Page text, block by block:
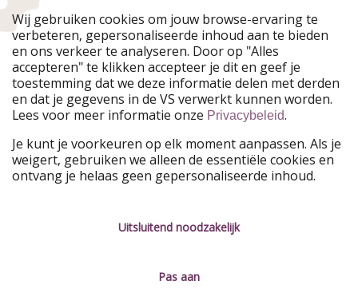
Onze markten
PiratinViaggio
HolidayPirates
WakacyjniPiraci
VoyagesPirates
Ferienpiraten
Urlaubspiraten
Urlaubspiraten
ViajerosPiratas
TravelPirates
HolidayPirates Group
Leer ons kennen Juridisch
Colofon
Wij gebruiken cookies om jouw browse-ervaring te
verbeteren, gepersonaliseerde inhoud aan te bieden
en ons verkeer te analyseren. Door op "Alles
accepteren" te klikken accepteer je dit en geef je
toestemming dat we deze informatie delen met derden
en dat je gegevens in de VS verwerkt kunnen worden.
Lees voor meer informatie onze Privacybeleid.
Je kunt je voorkeuren op elk moment aanpassen. Als je
weigert, gebruiken we alleen de essentiële cookies en
ontvang je helaas geen gepersonaliseerde inhoud.
Uitsluitend noodzakelijk
Pas aan